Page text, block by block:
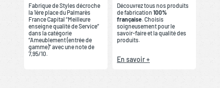
Fabrique de Styles décroche
la 1ère place du Palmarès
France Capital “Meilleure
enseigne qualité de Service”
dans la catégorie
“Ameublement (entrée de
gamme)” avec une note de
7,95/10.
Découvrez tous nos produits
de fabrication 100%
française . Choisis
soigneusement pour le
savoir-faire et la qualité des
produits.
En savoir +